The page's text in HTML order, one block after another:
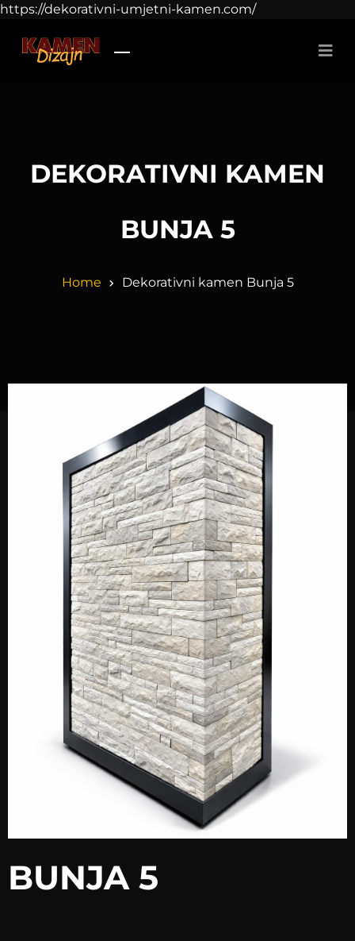
https://dekorativni-umjetni-kamen.com/
DEKORATIVNI KAMEN
BUNJA 5
Home Dekorativni kamen Bunja 5
BUNJA 5